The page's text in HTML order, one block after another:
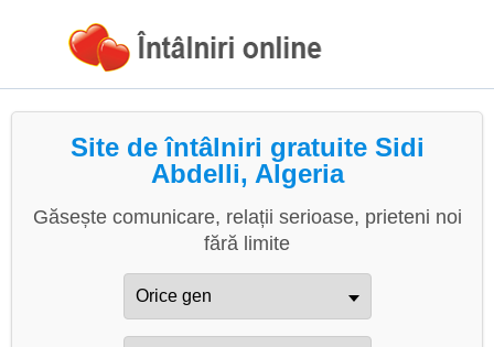
Site de întâlniri gratuite Sidi
Abdelli, Algeria
Găsește comunicare, relații serioase, prieteni noi
fără limite